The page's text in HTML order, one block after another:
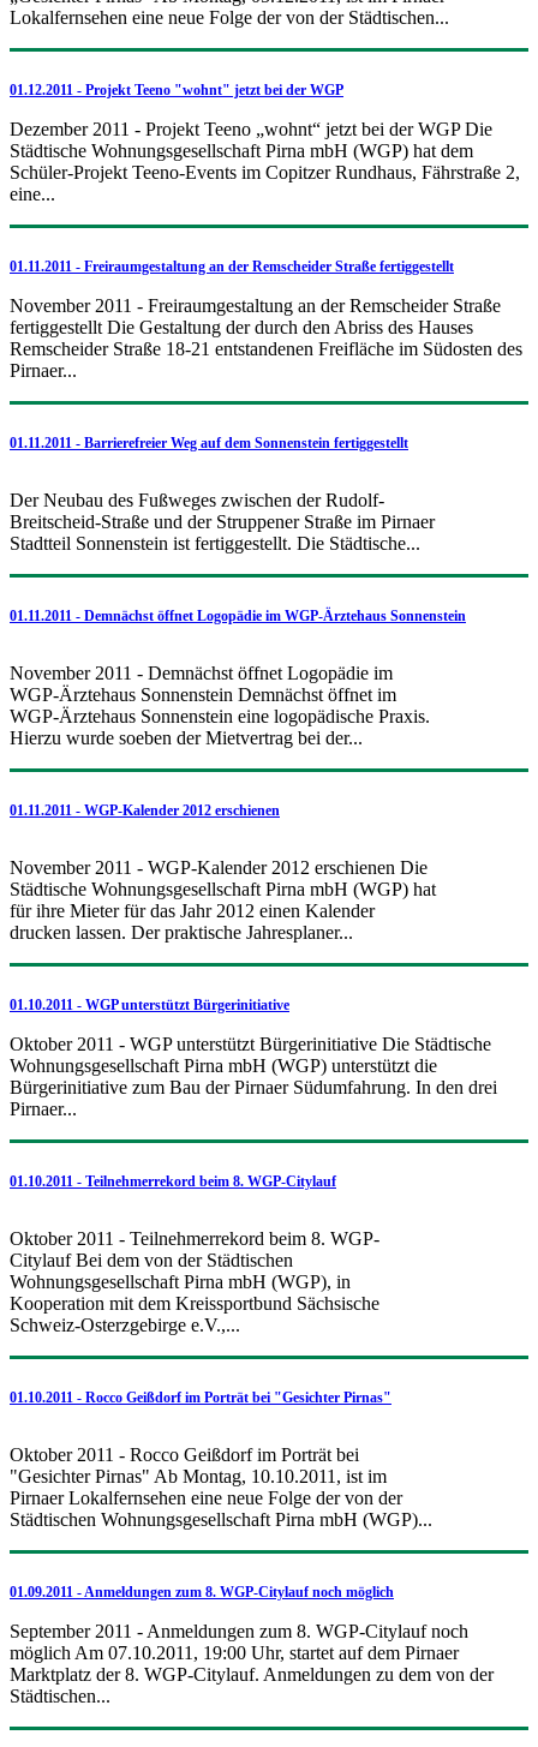
Lokalfernsehen eine neue Folge der von der Städtischen...
01.12.2011 - Projekt Teeno "wohnt" jetzt bei der WGP
Dezember 2011 - Projekt Teeno „wohnt“ jetzt bei der WGP Die
Städtische Wohnungsgesellschaft Pirna mbH (WGP) hat dem
Schüler-Projekt Teeno-Events im Copitzer Rundhaus, Fährstraße 2,
eine...
01.11.2011 - Freiraumgestaltung an der Remscheider Straße fertiggestellt
November 2011 - Freiraumgestaltung an der Remscheider Straße
fertiggestellt Die Gestaltung der durch den Abriss des Hauses
Remscheider Straße 18-21 entstandenen Freifläche im Südosten des
Pirnaer...
01.11.2011 - Barrierefreier Weg auf dem Sonnenstein fertiggestellt
Der Neubau des Fußweges zwischen der Rudolf-
Breitscheid-Straße und der Struppener Straße im Pirnaer
Stadtteil Sonnenstein ist fertiggestellt. Die Städtische...
01.11.2011 - Demnächst öffnet Logopädie im WGP-Ärztehaus Sonnenstein
November 2011 - Demnächst öffnet Logopädie im
WGP-Ärztehaus Sonnenstein Demnächst öffnet im
WGP-Ärztehaus Sonnenstein eine logopädische Praxis.
Hierzu wurde soeben der Mietvertrag bei der...
01.11.2011 - WGP-Kalender 2012 erschienen
November 2011 - WGP-Kalender 2012 erschienen Die
Städtische Wohnungsgesellschaft Pirna mbH (WGP) hat
für ihre Mieter für das Jahr 2012 einen Kalender
drucken lassen. Der praktische Jahresplaner...
01.10.2011 - WGP unterstützt Bürgerinitiative
Oktober 2011 - WGP unterstützt Bürgerinitiative Die Städtische
Wohnungsgesellschaft Pirna mbH (WGP) unterstützt die
Bürgerinitiative zum Bau der Pirnaer Südumfahrung. In den drei
Pirnaer...
01.10.2011 - Teilnehmerrekord beim 8. WGP-Citylauf
Oktober 2011 - Teilnehmerrekord beim 8. WGP-
Citylauf Bei dem von der Städtischen
Wohnungsgesellschaft Pirna mbH (WGP), in
Kooperation mit dem Kreissportbund Sächsische
Schweiz-Osterzgebirge e.V.,...
01.10.2011 - Rocco Geißdorf im Porträt bei "Gesichter Pirnas"
Oktober 2011 - Rocco Geißdorf im Porträt bei
"Gesichter Pirnas" Ab Montag, 10.10.2011, ist im
Pirnaer Lokalfernsehen eine neue Folge der von der
Städtischen Wohnungsgesellschaft Pirna mbH (WGP)...
01.09.2011 - Anmeldungen zum 8. WGP-Citylauf noch möglich
September 2011 - Anmeldungen zum 8. WGP-Citylauf noch
möglich Am 07.10.2011, 19:00 Uhr, startet auf dem Pirnaer
Marktplatz der 8. WGP-Citylauf. Anmeldungen zu dem von der
Städtischen...